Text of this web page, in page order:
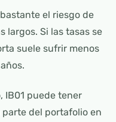
el riesgo de
largos. Si las tasas se
suele sufrir menos
IB01 puede tener
del portafolio en